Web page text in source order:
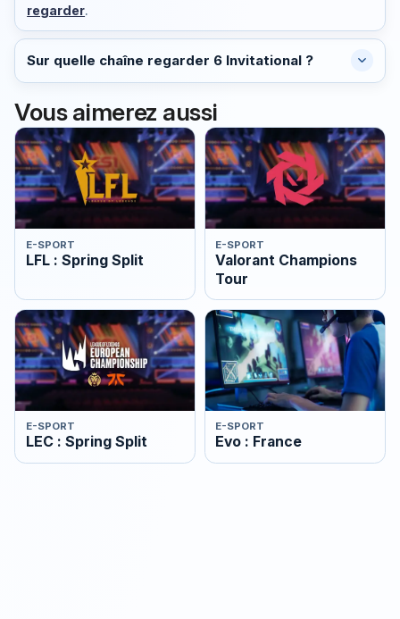
regarder.
Sur quelle chaîne regarder 6 Invitational ?
Vous aimerez aussi
E-SPORT
LFL : Spring Split
E-SPORT
Valorant Champions
Tour
E-SPORT
LEC : Spring Split
E-SPORT
Evo : France